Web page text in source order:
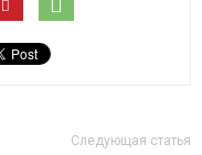
Следующая статья